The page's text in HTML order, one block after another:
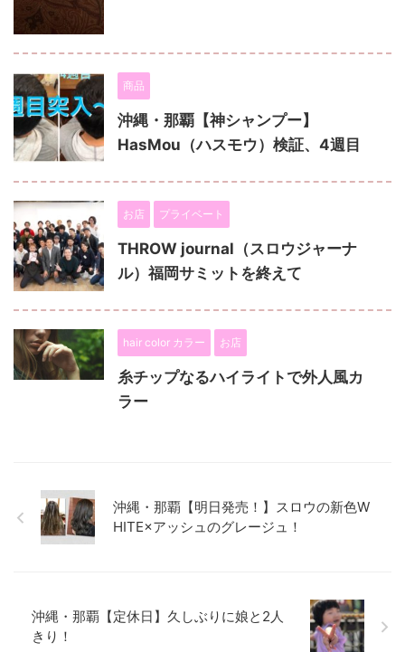
商品
沖縄・那覇【神シャンプー】
HasMou（ハスモウ）検証、4週目
お店 プライベート
THROW journal（スロウジャーナ
ル）福岡サミットを終えて
hair color カラー お店
糸チップなるハイライトで外人風カ
ラー
沖縄・那覇【明日発売！】スロウの新色W
HITE×アッシュのグレージュ！
沖縄・那覇【定休日】久しぶりに娘と2人
きり！